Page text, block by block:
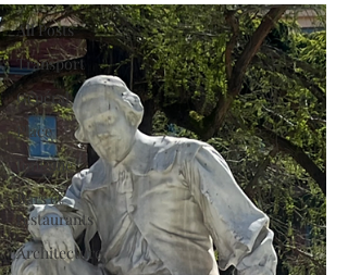
All Posts
Transport
Général
Place
fontaine
Bars et
restaurants
Architecture